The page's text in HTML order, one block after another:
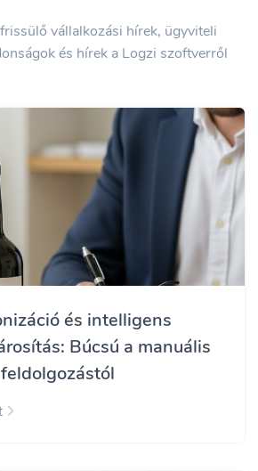
vállalkozási hírek, ügyviteli
és hírek a Logzi szoftverről
és intelligens
Búcsú a manuális